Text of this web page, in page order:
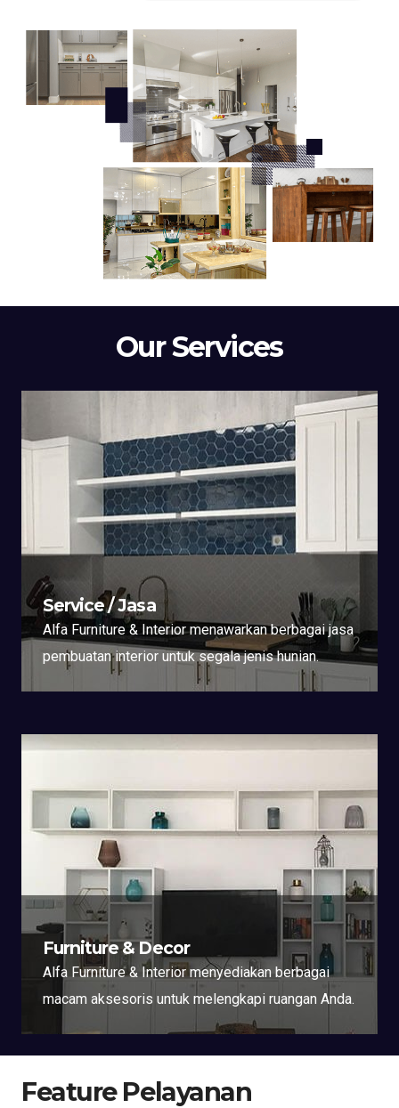
Our Services
Service / Jasa
Alfa Furniture & Interior menawarkan berbagai jasa
pembuatan interior untuk segala jenis hunian.
Furniture & Decor
Alfa Furniture & Interior menyediakan berbagai
macam aksesoris untuk melengkapi ruangan Anda.
Feature Pelayanan